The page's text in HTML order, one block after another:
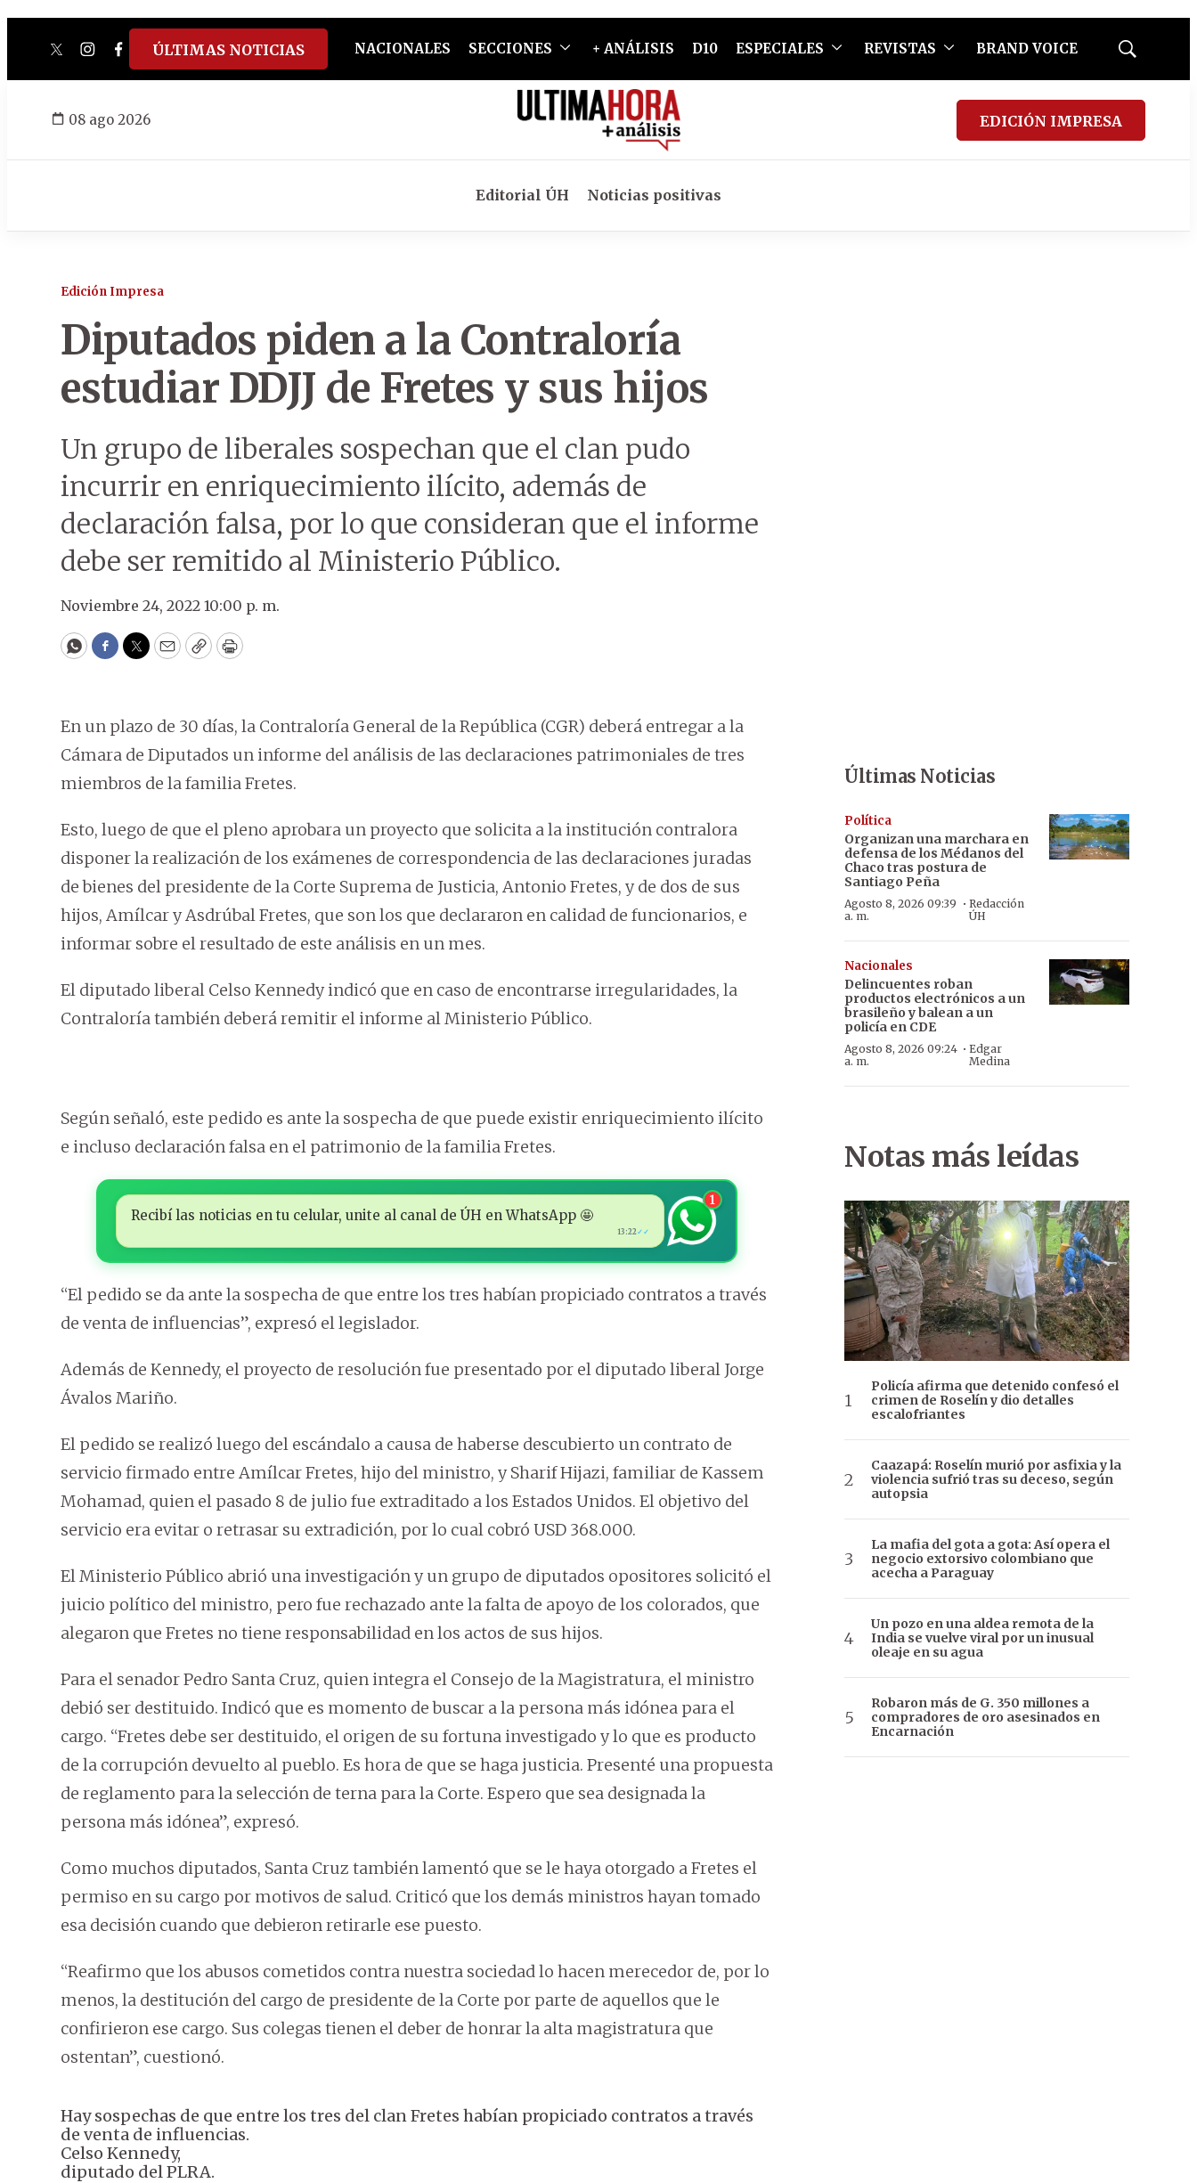
twitterinstagram
facebook
tiktokyoutube
spotify
ÚLTIMAS NOTICIAS NACIONALES SECCIONES + ANÁLISIS D10 ESPECIALES REVISTAS BRAND VOICE
Mostrar
08 ago 2026 EDICIÓN IMPRESA
Editorial ÚH Noticias positivas
Edición Impresa
Diputados piden a la Contraloría
estudiar DDJJ de Fretes y sus hijos
Un grupo de liberales sospechan que el clan pudo
incurrir en enriquecimiento ilícito, además de
declaración falsa, por lo que consideran que el informe
debe ser remitido al Ministerio Público.
Noviembre 24, 2022 10:00 p. m.
WhatsApp
Facebook
Twitter
EmailCopyPrint
En un plazo de 30 días, la Contraloría General de la República (CGR) deberá entregar a la
Cámara de Diputados un informe del análisis de las declaraciones patrimoniales de tres
miembros de la familia Fretes.
Esto, luego de que el pleno aprobara un proyecto que solicita a la institución contralora
disponer la realización de los exámenes de correspondencia de las declaraciones juradas
de bienes del presidente de la Corte Suprema de Justicia, Antonio Fretes, y de dos de sus
hijos, Amílcar y Asdrúbal Fretes, que son los que declararon en calidad de funcionarios, e
informar sobre el resultado de este análisis en un mes.
El diputado liberal Celso Kennedy indicó que en caso de encontrarse irregularidades, la
Contraloría también deberá remitir el informe al Ministerio Público.
Según señaló, este pedido es ante la sospecha de que puede existir enriquecimiento ilícito
e incluso declaración falsa en el patrimonio de la familia Fretes.
Recibí las noticias en tu celular, unite al canal de ÚH en WhatsApp 🤩
13:22✓✓
1
“El pedido se da ante la sospecha de que entre los tres habían propiciado contratos a través
de venta de influencias”, expresó el legislador.
Además de Kennedy, el proyecto de resolución fue presentado por el diputado liberal Jorge
Ávalos Mariño.
El pedido se realizó luego del escándalo a causa de haberse descubierto un contrato de
servicio firmado entre Amílcar Fretes, hijo del ministro, y Sharif Hijazi, familiar de Kassem
Mohamad, quien el pasado 8 de julio fue extraditado a los Estados Unidos. El objetivo del
servicio era evitar o retrasar su extradición, por lo cual cobró USD 368.000.
El Ministerio Público abrió una investigación y un grupo de diputados opositores solicitó el
juicio político del ministro, pero fue rechazado ante la falta de apoyo de los colorados, que
alegaron que Fretes no tiene responsabilidad en los actos de sus hijos.
Para el senador Pedro Santa Cruz, quien integra el Consejo de la Magistratura, el ministro
debió ser destituido. Indicó que es momento de buscar a la persona más idónea para el
cargo. “Fretes debe ser destituido, el origen de su fortuna investigado y lo que es producto
de la corrupción devuelto al pueblo. Es hora de que se haga justicia. Presenté una propuesta
de reglamento para la selección de terna para la Corte. Espero que sea designada la
persona más idónea”, expresó.
Como muchos diputados, Santa Cruz también lamentó que se le haya otorgado a Fretes el
permiso en su cargo por motivos de salud. Criticó que los demás ministros hayan tomado
esa decisión cuando que debieron retirarle ese puesto.
“Reafirmo que los abusos cometidos contra nuestra sociedad lo hacen merecedor de, por lo
menos, la destitución del cargo de presidente de la Corte por parte de aquellos que le
confirieron ese cargo. Sus colegas tienen el deber de honrar la alta magistratura que
ostentan”, cuestionó.
Hay sospechas de que entre los tres del clan Fretes habían propiciado contratos a través
de venta de influencias.
Celso Kennedy,
diputado del PLRA.
Últimas Noticias
Política
Organizan una marchara en
defensa de los Médanos del
Chaco tras postura de
Santiago Peña
Agosto 8, 2026 09:39
a. m.
·Redacción
ÚH
Nacionales
Delincuentes roban
productos electrónicos a un
brasileño y balean a un
policía en CDE
Agosto 8, 2026 09:24
a. m.
· Edgar
Medina
Notas más leídas
Policía afirma que detenido confesó el
crimen de Roselín y dio detalles
escalofriantes
Caazapá: Roselín murió por asfixia y la
violencia sufrió tras su deceso, según
autopsia
La mafia del gota a gota: Así opera el
negocio extorsivo colombiano que
acecha a Paraguay
Un pozo en una aldea remota de la
India se vuelve viral por un inusual
oleaje en su agua
Robaron más de G. 350 millones a
compradores de oro asesinados en
Encarnación